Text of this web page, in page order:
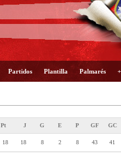
Partidos Plantilla Palmarés
Pt J G E P GF GC
18 18 8 2 8 43 41